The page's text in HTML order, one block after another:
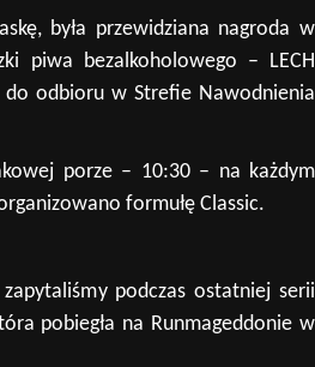
była przewidziana nagroda w
piwa bezalkoholowego – LECH
– do odbioru w Strefie Nawodnienia
porze – 10:30 – na każdym
formułę Classic.
podczas ostatniej serii
pobiegła na Runmageddonie w